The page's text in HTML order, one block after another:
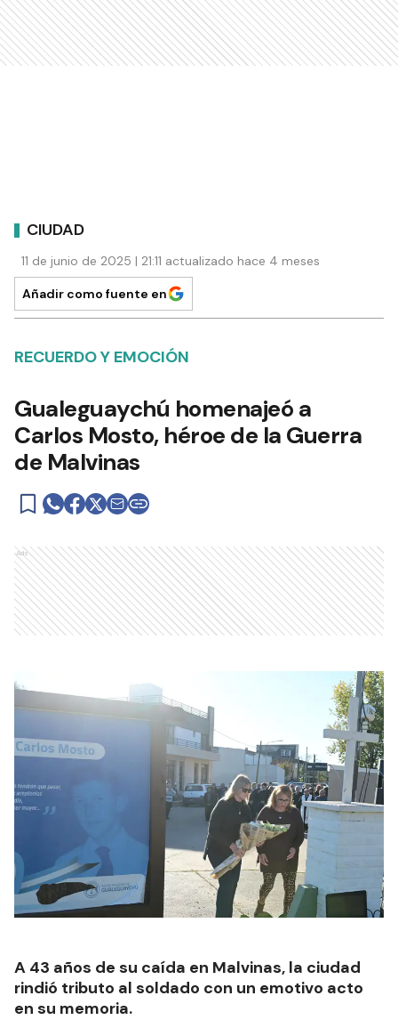
CIUDAD
11 de junio de 2025 | 21:11 actualizado hace 4 meses
Añadir como fuente en
RECUERDO Y EMOCIÓN
Gualeguaychú homenajeó a
Carlos Mosto, héroe de la Guerra
de Malvinas
Ads
A 43 años de su caída en Malvinas, la ciudad
rindió tributo al soldado con un emotivo acto
en su memoria.